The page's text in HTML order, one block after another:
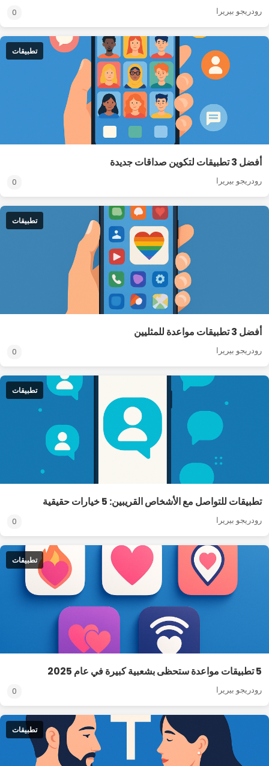
رودريجو بيريرا 0
تطبيقات
أفضل 3 تطبيقات لتكوين صداقات جديدة
رودريجو بيريرا 0
تطبيقات
أفضل 3 تطبيقات مواعدة للمثليين
رودريجو بيريرا 0
تطبيقات
تطبيقات للتواصل مع الأشخاص القريبين: 5 خيارات حقيقية
رودريجو بيريرا 0
تطبيقات
5 تطبيقات مواعدة ستحظى بشعبية كبيرة في عام 2025
رودريجو بيريرا 0
تطبيقات